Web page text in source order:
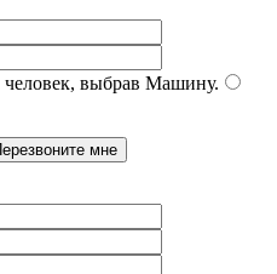
выбрав Машину.